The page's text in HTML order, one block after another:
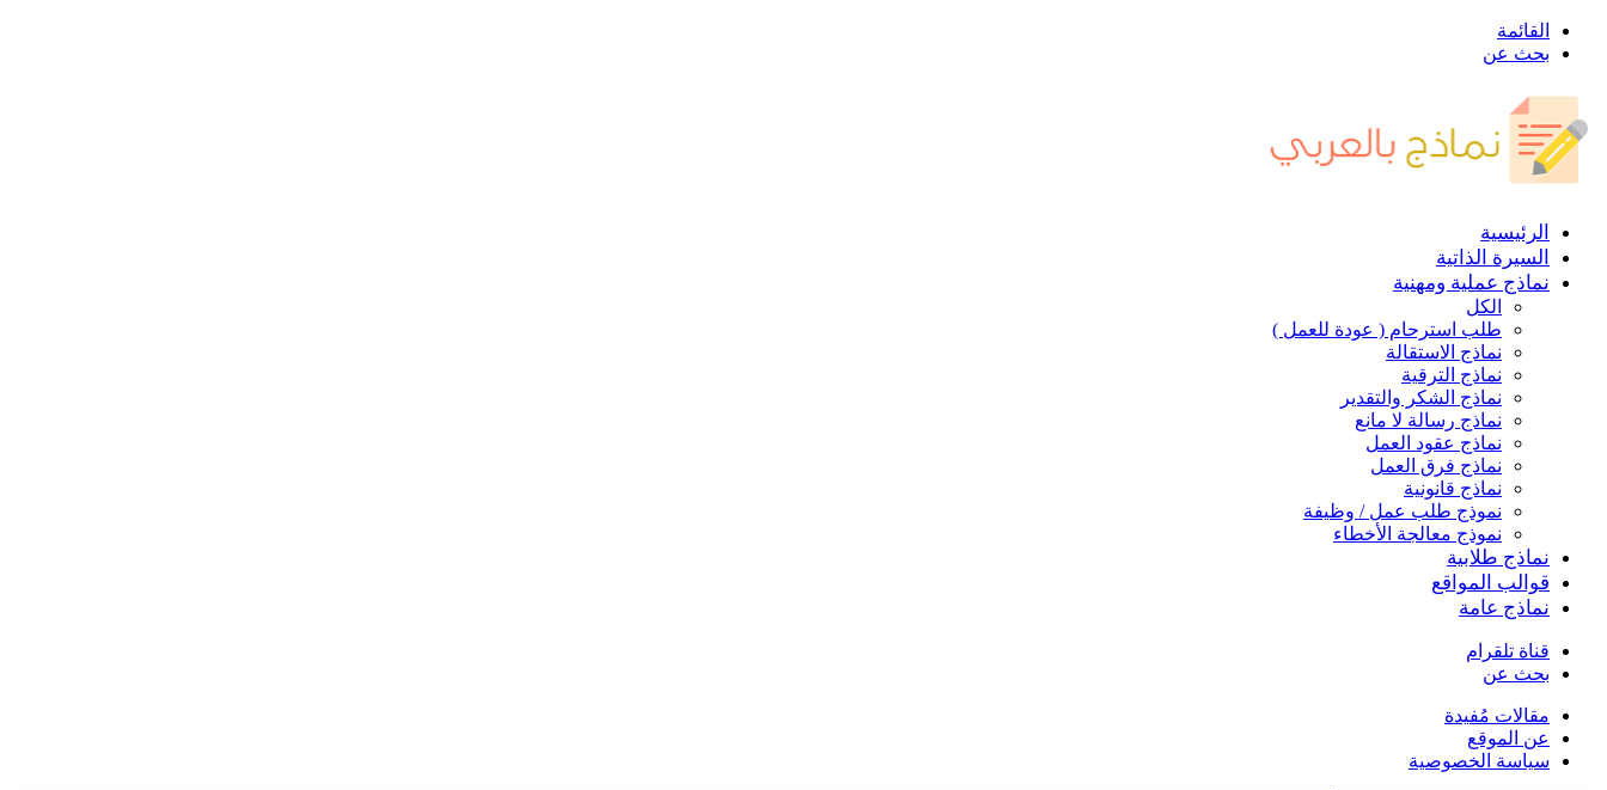
القائمة
بحث عن
الرئيسية
السيرة الذاتية
نماذج عملية ومهنية
الكل
طلب استرحام ( عودة للعمل )
نماذج الاستقالة
نماذج الترقية
نماذج الشكر والتقدير
نماذج رسالة لا مانع
نماذج عقود العمل
نماذج فرق العمل
نماذج قانونية
نموذج طلب عمل / وظيفة
نموذج معالجة الأخطاء
نماذج طلابية
قوالب المواقع
نماذج عامة
قناة تلقرام
بحث عن
مقالات مُفيدة
عن الموقع
سياسة الخصوصية